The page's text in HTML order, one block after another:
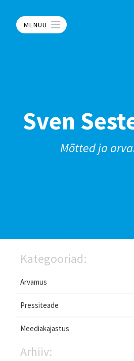
MENÜÜ
Sven
Mõtted ja
Kategooriad:
Arvamus
Pressiteade
Meediakajastus
Arhiiv: